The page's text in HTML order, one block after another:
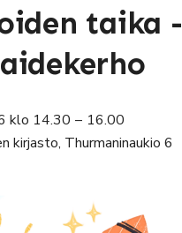
taika -
klo 14.30 – 16.00
kirjasto, Thurmaninaukio 6